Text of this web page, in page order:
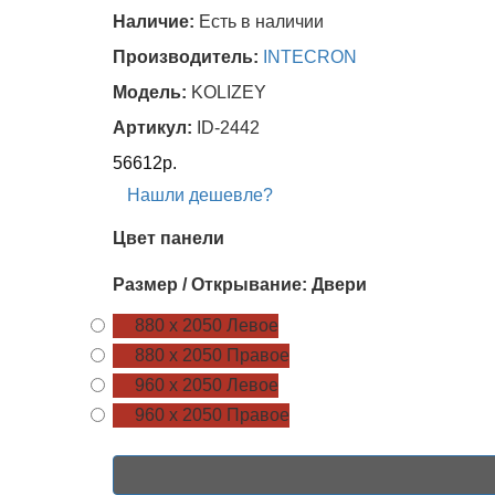
Наличие: Есть в наличии
Производитель:
INTECRON
Модель: KOLIZEY
Артикул: ID-2442
56612р.
Нашли дешевле?
Цвет панели
Размер / Открывание: Двери
880 х 2050 Левое
880 х 2050 Правое
960 х 2050 Левое
960 х 2050 Правое